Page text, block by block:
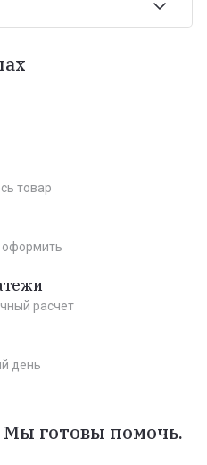
товар
расчет
день
Мы готовы помочь.